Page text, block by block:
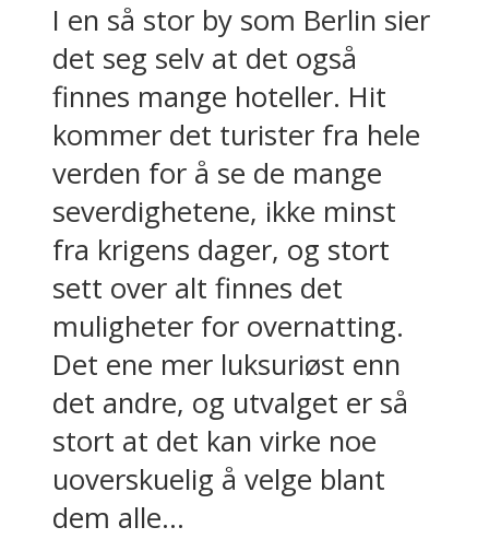
I en så stor by som Berlin sier
det seg selv at det også
finnes mange hoteller. Hit
kommer det turister fra hele
verden for å se de mange
severdighetene, ikke minst
fra krigens dager, og stort
sett over alt finnes det
muligheter for overnatting.
Det ene mer luksuriøst enn
det andre, og utvalget er så
stort at det kan virke noe
uoverskuelig å velge blant
dem alle...